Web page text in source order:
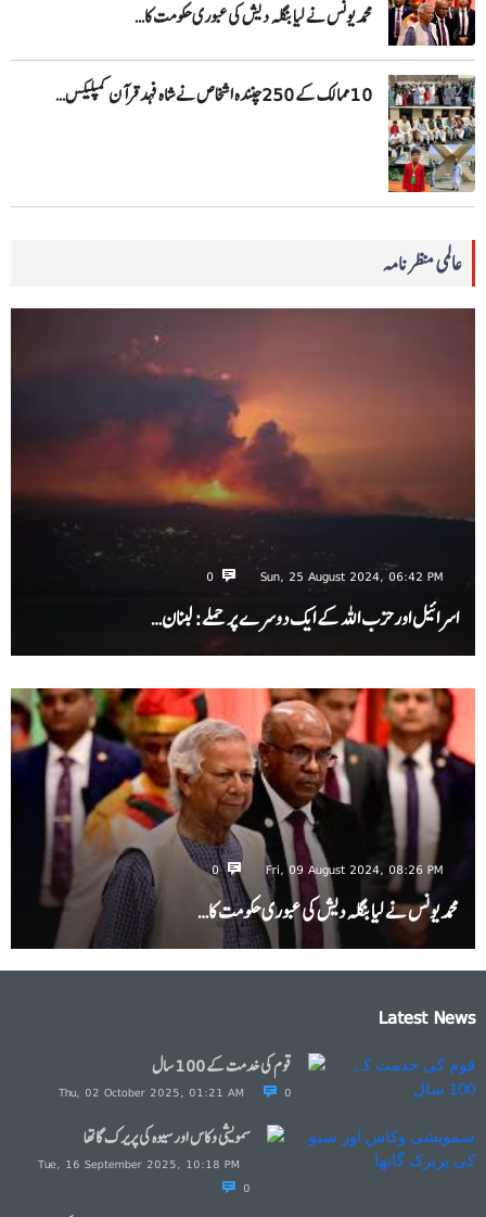
محمد یونس نے لیا بنگلہ دیش کی عبوری حکومت کا…
10 ممالک کے 250چنندہ اشخاص نے شاہ فہد قرآن کمپلیکس…
عالمی منظرنامہ
Sun, 25 August 2024, 06:42 PM
0
اسرائیل اور حزب اللہ کے ایک دوسرے پر حملے: لبنان…
Fri, 09 August 2024, 08:26 PM
0
محمد یونس نے لیا بنگلہ دیش کی عبوری حکومت کا…
Latest News
قوم کی خدمت کے 100 سال
Thu, 02 October 2025, 01:21 AM 0
سمویشی وکاس اور سیوہ کی پریرک گاتھا
Tue, 16 September 2025, 10:18 PM
0